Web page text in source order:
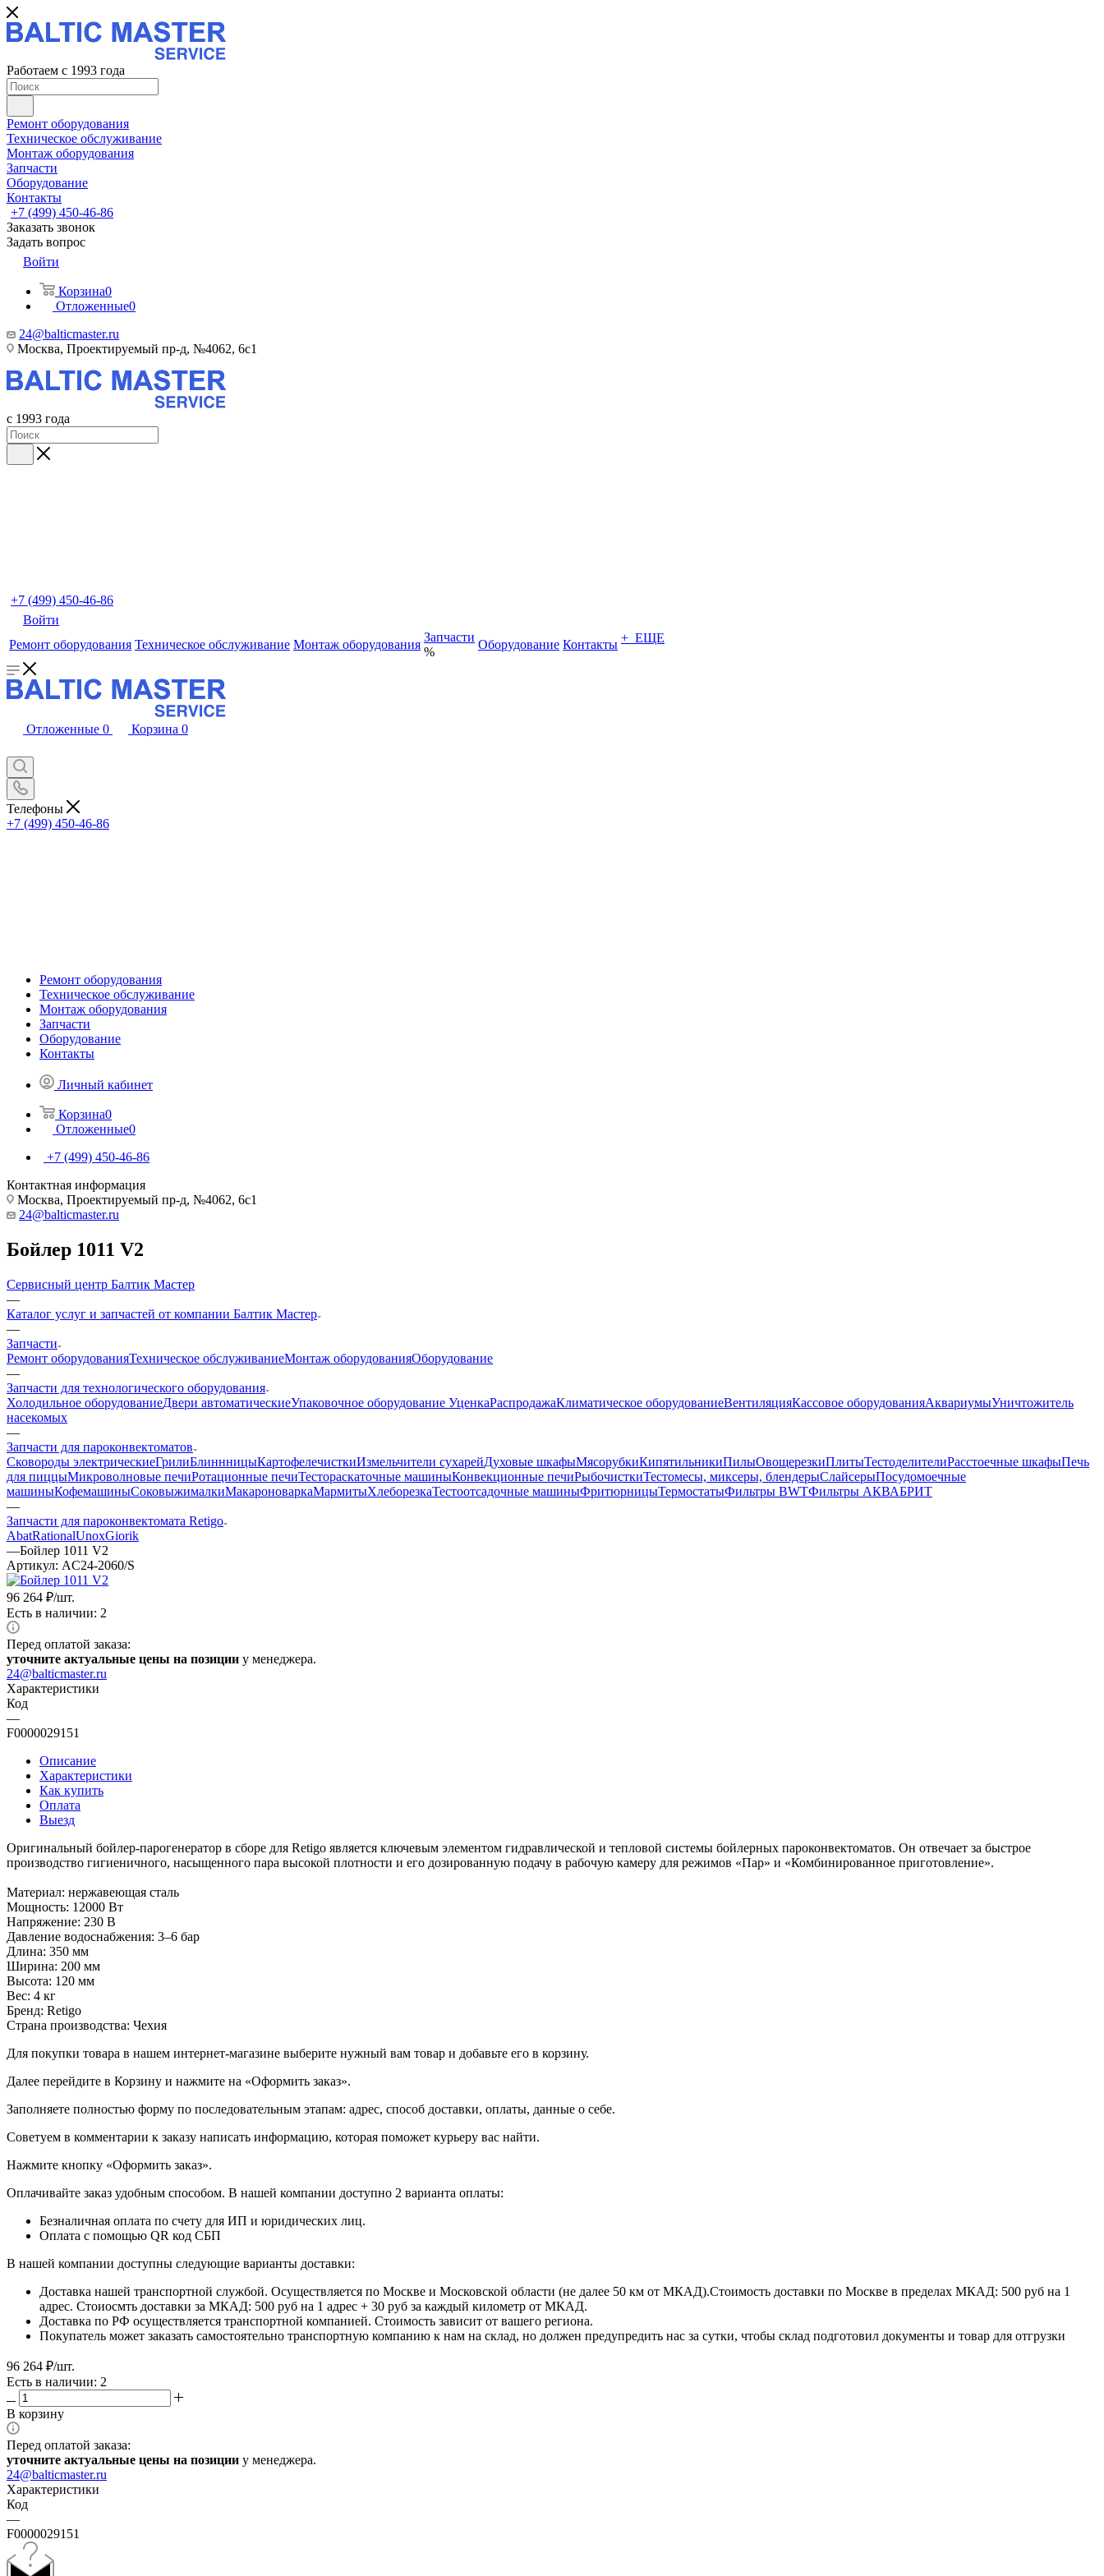
Работаем с 1993 года
Ремонт оборудования
Техническое обслуживание
Монтаж оборудования
Запчасти
Оборудование
Контакты
+7 (499) 450-46-86
Заказать звонок
Задать вопрос
Войти
Корзина0
Отложенные0
24@balticmaster.ru
Москва, Проектируемый пр-д, №4062, 6с1
с 1993 года
+7 (499) 450-46-86
Войти
Ремонт оборудования Техническое обслуживание Монтаж оборудования
Запчасти
%
Оборудование Контакты + ЕЩЕ
Отложенные 0 Корзина 0
Телефоны
+7 (499) 450-46-86
Ремонт оборудования
Техническое обслуживание
Монтаж оборудования
Запчасти
Оборудование
Контакты
Личный кабинет
Корзина0
Отложенные0
+7 (499) 450-46-86
Контактная информация
Москва, Проектируемый пр-д, №4062, 6с1
24@balticmaster.ru
Бойлер 1011 V2
Сервисный центр Балтик Мастер
—
Каталог услуг и запчастей от компании Балтик Мастер
—
Запчасти
Ремонт оборудованияТехническое обслуживаниеМонтаж оборудованияОборудование
—
Запчасти для технологического оборудования
Холодильное оборудованиеДвери автоматическиеУпаковочное оборудование УценкаРаспродажаКлиматическое оборудованиеВентиляцияКассовое оборудованияАквариумыУничтожитель
насекомых
—
Запчасти для пароконвектоматов
Cковороды электрическиеГрилиБлиннницыКартофелечисткиИзмельчители сухарейДуховые шкафыМясорубкиКипятильникиПилыОвощерезкиПлитыТестоделителиРасстоечные шкафыПечь
для пиццыМикроволновые печиРотационные печиТестораскаточные машиныКонвекционные печиРыбочисткиТестомесы, миксеры, блендерыСлайсерыПосудомоечные
машиныКофемашиныСоковыжималкиМакароноваркаМармитыХлеборезкаТестоотсадочные машиныФритюрницыТермостатыФильтры BWTФильтры АКВАБРИТ
—
Запчасти для пароконвектомата Retigo
AbatRationalUnoxGiorik
—Бойлер 1011 V2
Артикул: AC24-2060/S
96 264 ₽/шт.
Есть в наличии: 2
Перед оплатой заказа:
уточните актуальные цены на позиции у менеджера.
24@balticmaster.ru
Характеристики
Код
—
F0000029151
Описание
Характеристики
Как купить
Оплата
Выезд
Оригинальный бойлер-парогенератор в сборе для Retigo является ключевым элементом гидравлической и тепловой системы бойлерных пароконвектоматов. Он отвечает за быстрое
производство гигиеничного, насыщенного пара высокой плотности и его дозированную подачу в рабочую камеру для режимов «Пар» и «Комбинированное приготовление».
Материал: нержавеющая сталь
Мощность: 12000 Вт
Напряжение: 230 В
Давление водоснабжения: 3–6 бар
Длина: 350 мм
Ширина: 200 мм
Высота: 120 мм
Вес: 4 кг
Бренд: Retigo
Страна производства: Чехия
Для покупки товара в нашем интернет-магазине выберите нужный вам товар и добавьте его в корзину.
Далее перейдите в Корзину и нажмите на «Оформить заказ».
​​​​​​​Заполняете полностью форму по последовательным этапам: адрес, способ доставки, оплаты, данные о себе.
​​​​​​​Советуем в комментарии к заказу написать информацию, которая поможет курьеру вас найти.
​​​​​​​Нажмите кнопку «Оформить заказ».
Оплачивайте заказ удобным способом. В нашей компании доступно 2 варианта оплаты:
Безналичная оплата по счету для ИП и юридических лиц.
Оплата с помощью QR код СБП
В нашей компании доступны следующие варианты доставки:
Доставка нашей транспортной службой. Осуществляется по Москве и Московской области (не далее 50 км от МКАД).Стоимость доставки по Москве в пределах МКАД: 500 руб на 1
адрес. Стоиосмть доставки за МКАД: 500 руб на 1 адрес + 30 руб за каждый километр от МКАД.
Доставка по РФ осуществляется транспортной компанией. Стоимость зависит от вашего региона.
Покупатель может заказать самостоятельно транспортную компанию к нам на склад, но должен предупредить нас за сутки, чтобы склад подготовил документы и товар для отгрузки
96 264 ₽/шт.
Есть в наличии: 2
В корзину
Перед оплатой заказа:
уточните актуальные цены на позиции у менеджера.
24@balticmaster.ru
Характеристики
Код
—
F0000029151